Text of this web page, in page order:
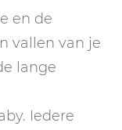
en de
vallen van je
lange
Iedere